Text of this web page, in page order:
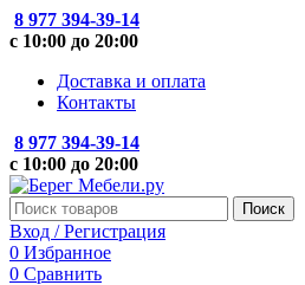
8 977 394-39-14
с 10:00 до 20:00
Доставка и оплата
Контакты
8 977 394-39-14
с 10:00 до 20:00
Поиск
Вход / Регистрация
0 Избранное
0 Сравнить